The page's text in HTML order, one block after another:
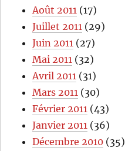
Août 2011 (17)
Juillet 2011 (29)
Juin 2011 (27)
Mai 2011 (32)
Avril 2011 (31)
Mars 2011 (30)
Février 2011 (43)
Janvier 2011 (36)
Décembre 2010 (35)